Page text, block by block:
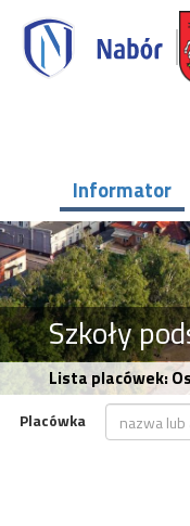
Informator
Szkoły
Lista placówek:
Placówka